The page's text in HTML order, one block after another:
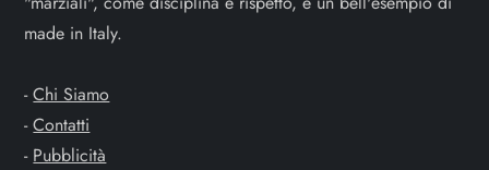
r
t
i
made in Italy.
-Chi Siamo
-Contatti
- Pubblicità